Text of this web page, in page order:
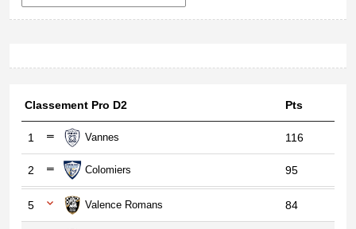
Classement Pro D2 Pts
1 Vannes 116
2 Colomiers 95
5 Valence Romans 84